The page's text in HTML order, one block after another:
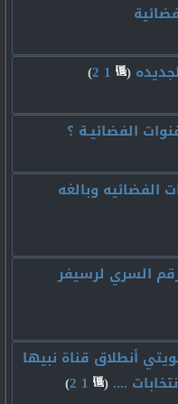
‏
(
1
2
)
الفضائيـة ؟
الفضائيه وبالغه
السري لرسيفر
أنطلاق قناة نبيها
....
‏
(
1
2
)